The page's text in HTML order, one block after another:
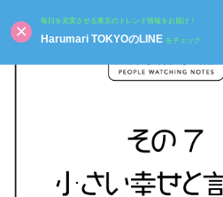
毎日を充実させる東京のトレンド情報をお届け！
Harumari TOKYOのLINE をチェック